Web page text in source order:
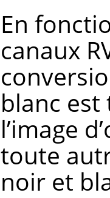
En
canaux
blanc
l’image
toute
noir et